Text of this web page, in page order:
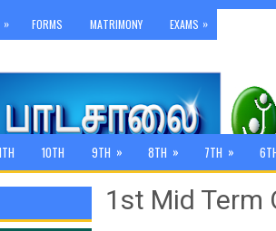
» FORMS MATRIMONY EXAMS »
10TH 9TH » 8TH » 7TH »
1st Mid Term